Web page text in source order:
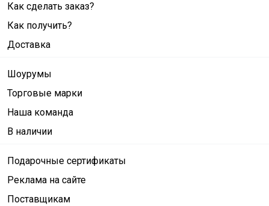
Как сделать заказ?
Как получить?
Доставка
Шоурумы
Торговые марки
Наша команда
В наличии
Подарочные сертификаты
Реклама на сайте
Поставщикам